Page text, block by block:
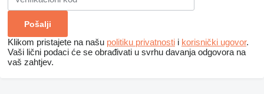
Klikom pristajete na našu politiku privatnosti i korisnički ugovor.
Vaši lični podaci će se obrađivati ​​u svrhu davanja odgovora na
vaš zahtjev.